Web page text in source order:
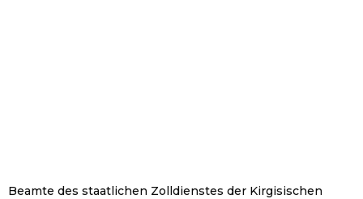
Beamte des staatlichen Zolldienstes der Kirgisischen